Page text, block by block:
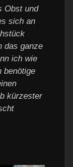
Obst und
sich an
das ganze
ich wie
benötige
kürzester